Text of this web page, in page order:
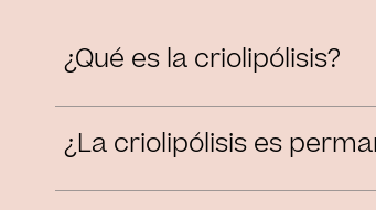
¿Qué es la criolipólisis?
¿La criolipólisis es